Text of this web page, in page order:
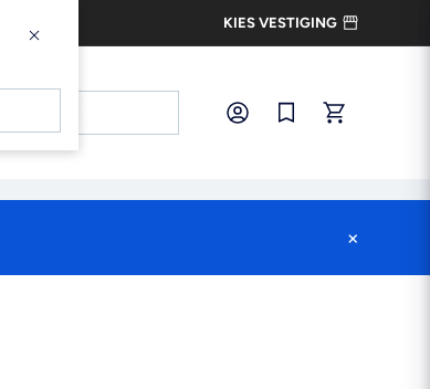
KIES VESTIGING
Inloggen Snel bestellen
×
×
×